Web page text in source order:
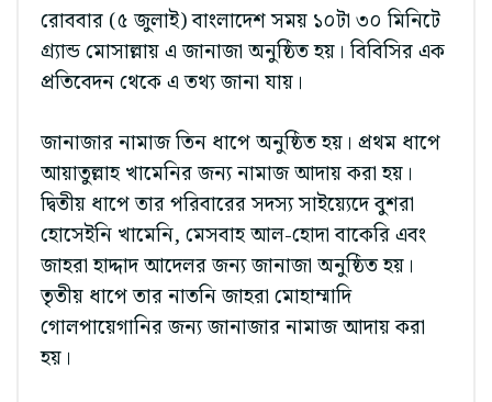
রোববার (৫ জুলাই) বাংলাদেশ সময় ১০টা ৩০ মিনিটে
গ্র্যান্ড মোসাল্লায় এ জানাজা অনুষ্ঠিত হয়। বিবিসির এক
প্রতিবেদন থেকে এ তথ্য জানা যায়।
জানাজার নামাজ তিন ধাপে অনুষ্ঠিত হয়। প্রথম ধাপে
আয়াতুল্লাহ খামেনির জন্য নামাজ আদায় করা হয়।
দ্বিতীয় ধাপে তার পরিবারের সদস্য সাইয়্যেদে বুশরা
হোসেইনি খামেনি, মেসবাহ আল-হোদা বাকেরি এবং
জাহরা হাদ্দাদ আদেলর জন্য জানাজা অনুষ্ঠিত হয়।
তৃতীয় ধাপে তার নাতনি জাহরা মোহাম্মাদি
গোলপায়েগানির জন্য জানাজার নামাজ আদায় করা
হয়।